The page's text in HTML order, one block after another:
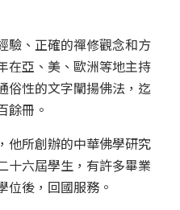
、正確的禪修觀念和方
在亞、美、歐洲等地主持
俗性的文字闡揚佛法，迄
餘冊。
所創辦的中華佛學研究
六屆學生，有許多畢業
位後，回國服務。